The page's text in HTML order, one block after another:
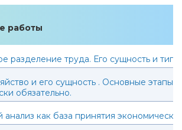
работы
разделение труда. Его сущность и типы
и его сущность . Основные этапы
обязательно.
анализ как база принятия